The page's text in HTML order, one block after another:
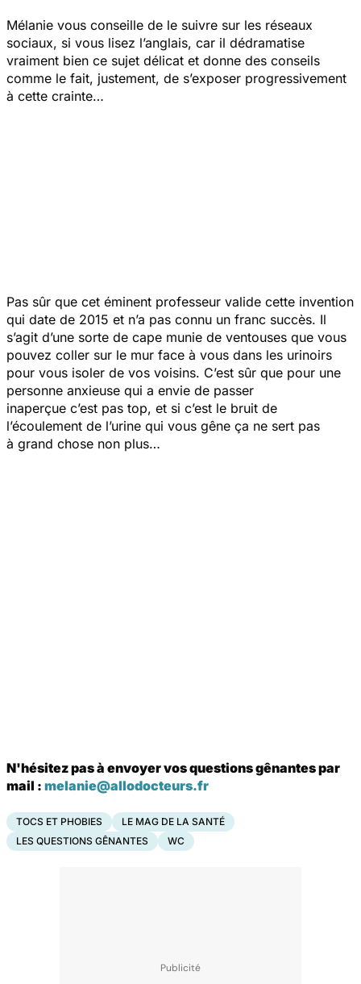
Mélanie vous conseille de le suivre sur les réseaux
sociaux, si vous lisez l’anglais, car il dédramatise
vraiment bien ce sujet délicat et donne des conseils
comme le fait, justement, de s’exposer progressivement
à cette crainte…
Pas sûr que cet éminent professeur valide cette invention
qui date de 2015 et n’a pas connu un franc succès. Il
s’agit d’une sorte de cape munie de ventouses que vous
pouvez coller sur le mur face à vous dans les urinoirs
pour vous isoler de vos voisins. C’est sûr que pour une
personne anxieuse qui a envie de passer
inaperçue c’est pas top, et si c’est le bruit de
l’écoulement de l’urine qui vous gêne ça ne sert pas
à grand chose non plus…
N'hésitez pas à envoyer vos questions gênantes par
mail : melanie@allodocteurs.fr
TOCS ET PHOBIES
LE MAG DE LA SANTÉ
LES QUESTIONS GÊNANTES
WC